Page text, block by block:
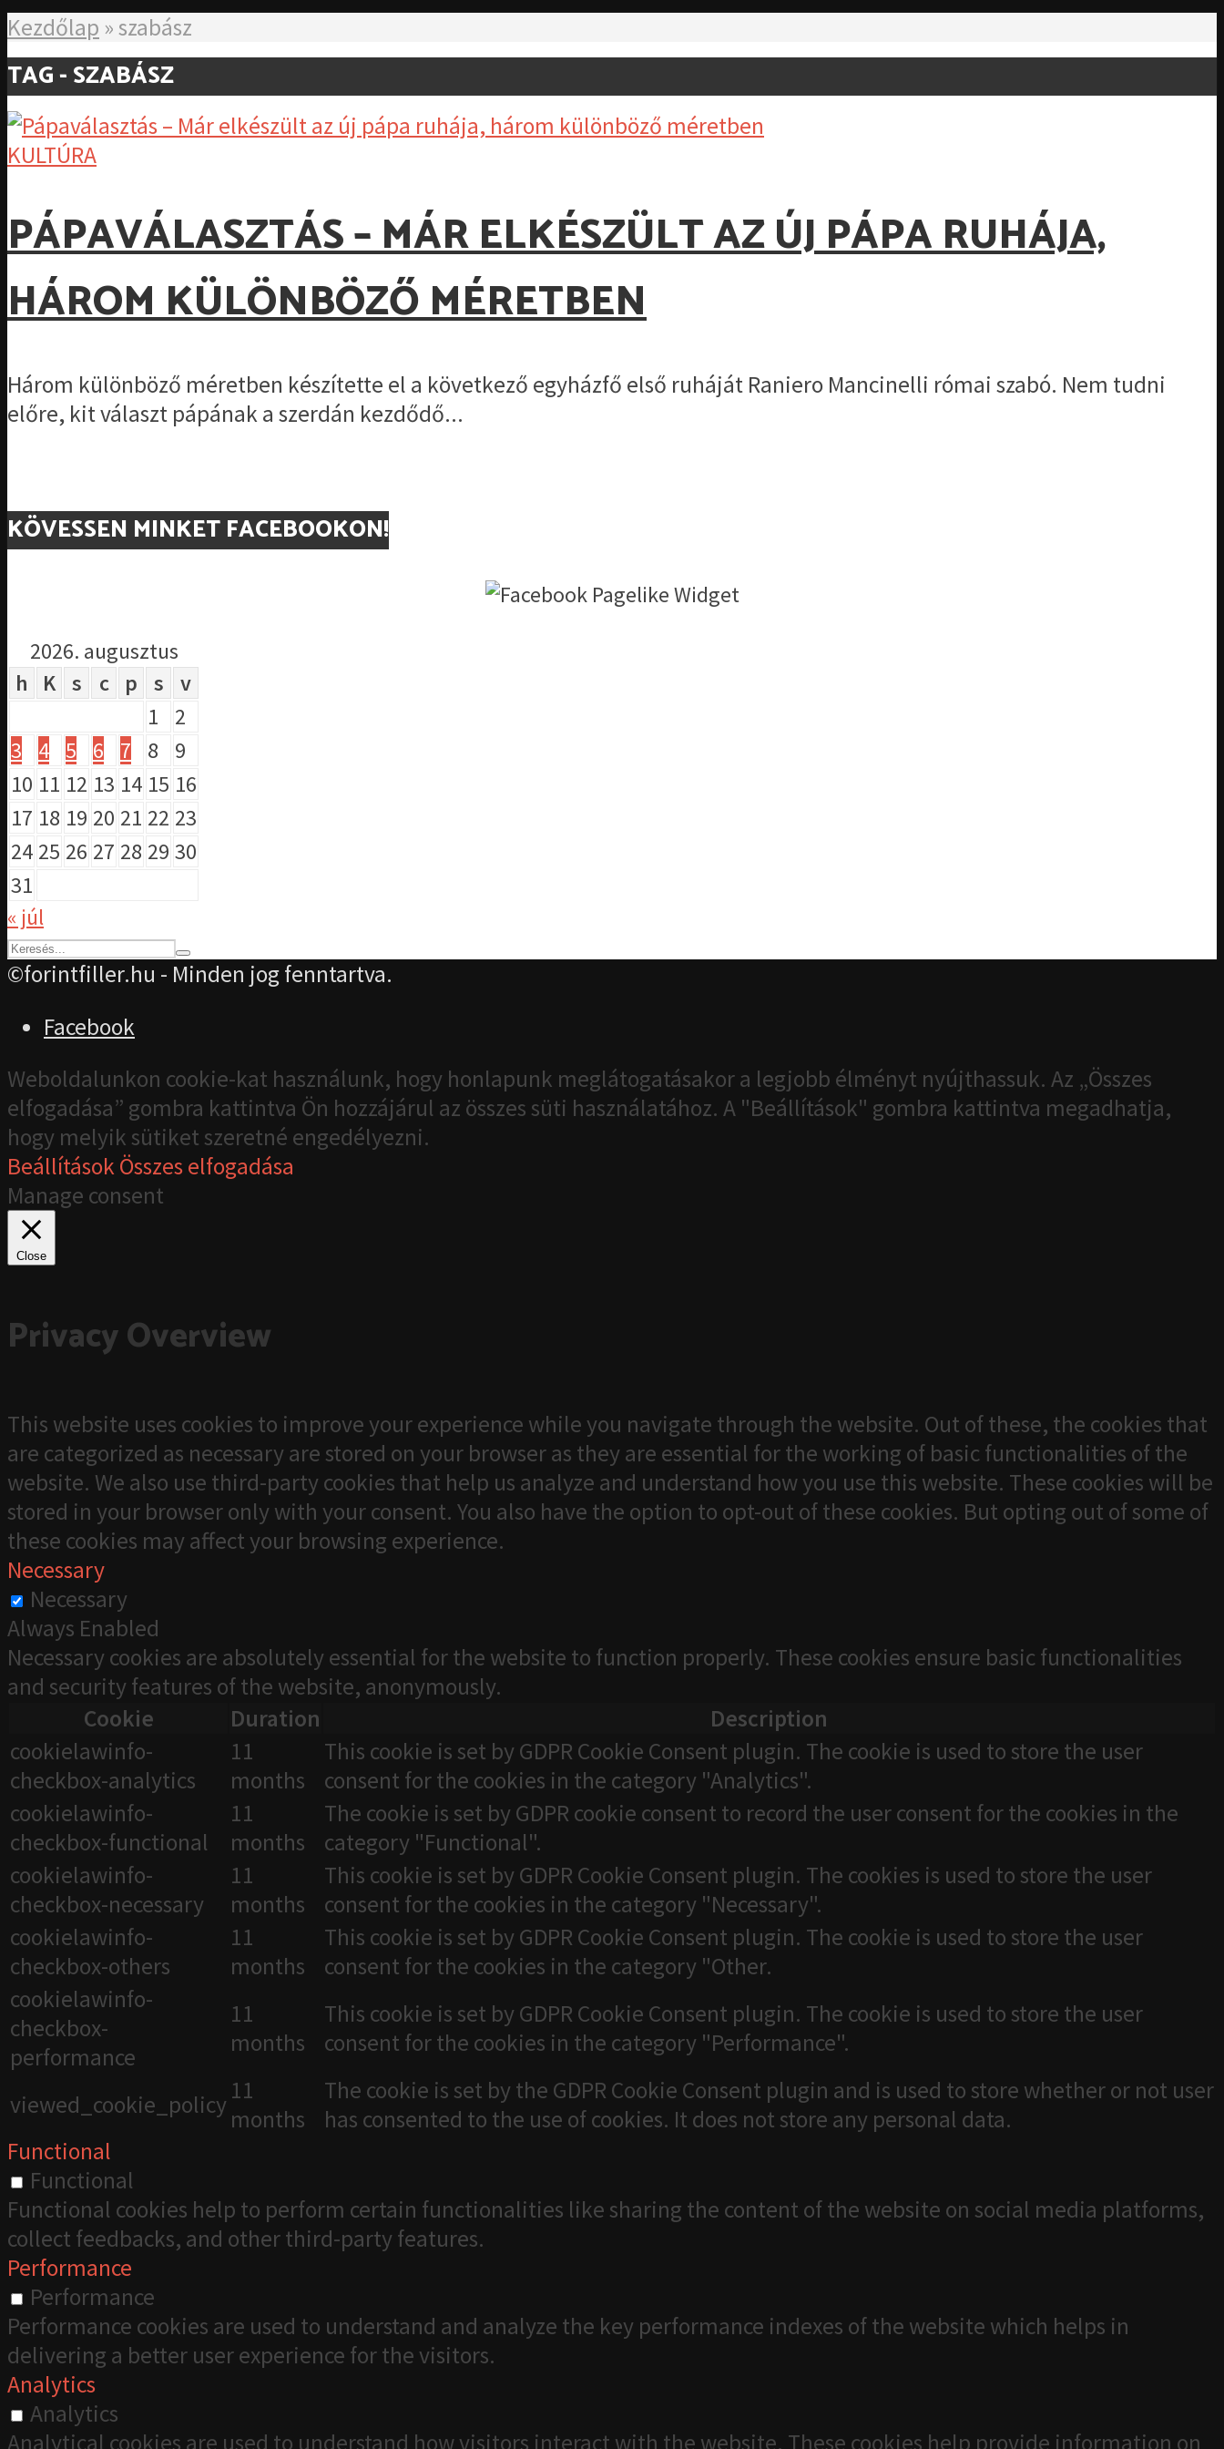
Kezdőlap »szabász
TAG - SZABÁSZ
KULTÚRA
PÁPAVÁLASZTÁS – MÁR ELKÉSZÜLT AZ ÚJ PÁPA RUHÁJA,
HÁROM KÜLÖNBÖZŐ MÉRETBEN
Három különböző méretben készítette el a következő egyházfő első ruháját Raniero Mancinelli római szabó. Nem tudni
előre, kit választ pápának a szerdán kezdődő...
KÖVESSEN MINKET FACEBOOKON!
2026. augusztus
h
K s c p s
v
1
2
3
4 5 6 7 8
9
10 11 12 13 14 15 16
17 18 19 20 21 22 23
24 25 26 27 28 29 30
31
« júl
©forintfiller.hu - Minden jog fenntartva.
Facebook
Weboldalunkon cookie-kat használunk, hogy honlapunk meglátogatásakor a legjobb élményt nyújthassuk. Az „Összes
elfogadása” gombra kattintva Ön hozzájárul az összes süti használatához. A "Beállítások" gombra kattintva megadhatja,
hogy melyik sütiket szeretné engedélyezni.
BeállításokÖsszes elfogadása
Manage consent
Close
Privacy Overview
This website uses cookies to improve your experience while you navigate through the website. Out of these, the cookies that
are categorized as necessary are stored on your browser as they are essential for the working of basic functionalities of the
website. We also use third-party cookies that help us analyze and understand how you use this website. These cookies will be
stored in your browser only with your consent. You also have the option to opt-out of these cookies. But opting out of some of
these cookies may affect your browsing experience.
Necessary
Necessary
Always Enabled
Necessary cookies are absolutely essential for the website to function properly. These cookies ensure basic functionalities
and security features of the website, anonymously.
Cookie
Duration
Description
cookielawinfo-
checkbox-analytics
11
months
This cookie is set by GDPR Cookie Consent plugin. The cookie is used to store the user
consent for the cookies in the category "Analytics".
cookielawinfo-
checkbox-functional
11
months
The cookie is set by GDPR cookie consent to record the user consent for the cookies in the
category "Functional".
cookielawinfo-
checkbox-necessary
11
months
This cookie is set by GDPR Cookie Consent plugin. The cookies is used to store the user
consent for the cookies in the category "Necessary".
cookielawinfo-
checkbox-others
11
months
This cookie is set by GDPR Cookie Consent plugin. The cookie is used to store the user
consent for the cookies in the category "Other.
cookielawinfo-
checkbox-
performance
11
months
This cookie is set by GDPR Cookie Consent plugin. The cookie is used to store the user
consent for the cookies in the category "Performance".
viewed_cookie_policy 11
months
The cookie is set by the GDPR Cookie Consent plugin and is used to store whether or not user
has consented to the use of cookies. It does not store any personal data.
Functional
Functional
Functional cookies help to perform certain functionalities like sharing the content of the website on social media platforms,
collect feedbacks, and other third-party features.
Performance
Performance
Performance cookies are used to understand and analyze the key performance indexes of the website which helps in
delivering a better user experience for the visitors.
Analytics
Analytics
Analytical cookies are used to understand how visitors interact with the website. These cookies help provide information on